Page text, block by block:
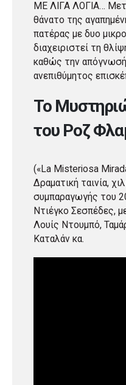
ΜΕ ΛΙΓΑ ΛΟΓΙΑ…
θάνατο της
πατέρας με δυο
διαχειριστεί τη
καθώς την απόγνωσή
ανεπιθύμητος
Το
του Ροζ
(«La Misteriosa
Δραματική ταινία,
συμπαραγωγής του
Ντιέγκο Σεσπέδες,
Λουίς Ντουμπό,
Καταλάν κα.